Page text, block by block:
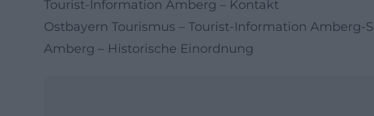
Tourist-Information Amberg – Kontakt
Ostbayern Tourismus – Tourist-Information Amberg-
Amberg – Historische Einordnung